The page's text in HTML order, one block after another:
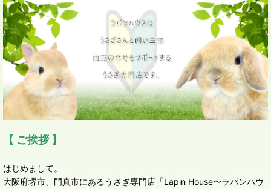
【 ご挨拶 】
はじめまして。
大阪府堺市、門真市にあるうさぎ専門店「Lapin House〜ラパンハウ